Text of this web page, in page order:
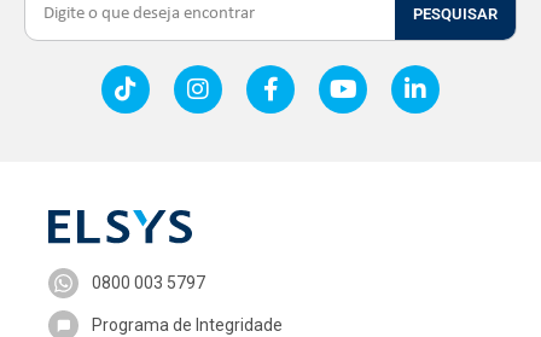
PESQUISAR
0800 003 5797
Programa de Integridade